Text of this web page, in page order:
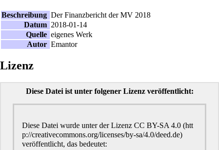
Beschreibung Der Finanzbericht der MV 2018
Datum 2018-01-14
Quelle eigenes Werk
Autor Emantor
Lizenz
Diese Datei ist unter folgener Lizenz veröffentlicht:
Diese Datei wurde unter der Lizenz CC BY-SA 4.0
veröffentlicht, das bedeutet: